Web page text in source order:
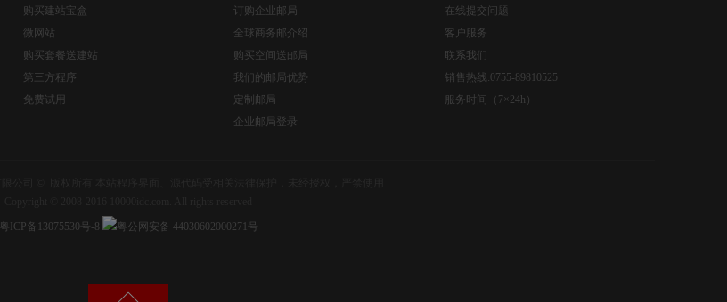
购买建站宝盒
微网站
购买套餐送建站
第三方程序
免费试用
订购企业邮局
全球商务邮介绍
购买空间送邮局
我们的邮局优势
定制邮局
企业邮局登录
在线提交问题
客户服务
联系我们
销售热线:0755-89810525
服务时间（7×24h）
粤ICP备13075530号-8
粤公网安备 44030602000271号